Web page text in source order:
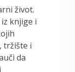
život.
knjige i
tržište i
da